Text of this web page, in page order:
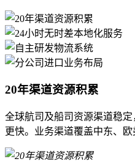
20年渠道资源积累
全球航司及船司资源渠道稳
更快。业务渠道覆盖中东、